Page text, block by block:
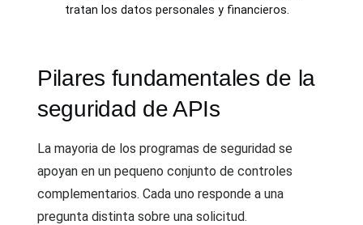
tratan los datos personales y financieros.
Pilares fundamentales de la
seguridad de APIs
La mayoria de los programas de seguridad se
apoyan en un pequeno conjunto de controles
complementarios. Cada uno responde a una
pregunta distinta sobre una solicitud.